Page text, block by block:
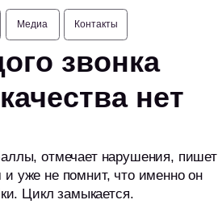
Контакты
Контакты
звонка
нет
отмечает нарушения, пишет
уже не помнит, что именно он
Цикл замыкается.